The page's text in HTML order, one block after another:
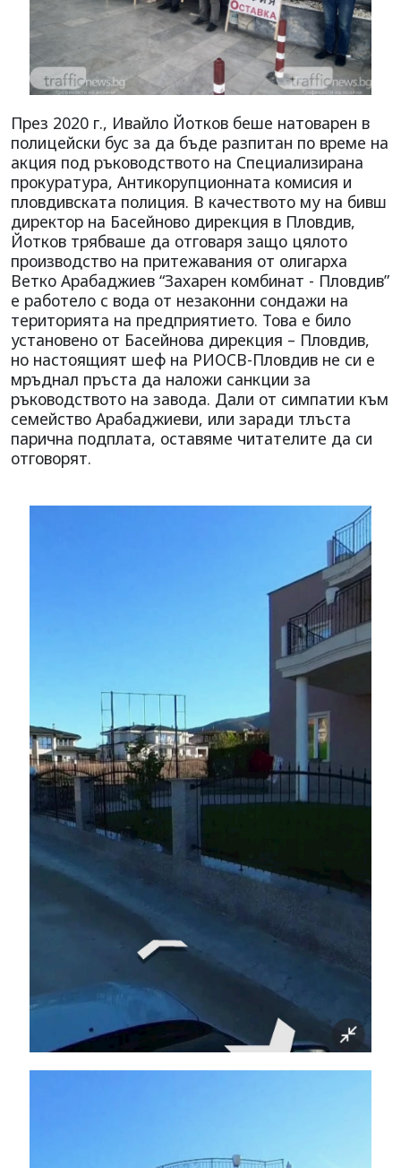
През 2020 г., Ивайло Йотков беше натоварен в
полицейски бус за да бъде разпитан по време на
акция под ръководството на Специализирана
прокуратура, Антикорупционната комисия и
пловдивската полиция. В качеството му на бивш
директор на Басейново дирекция в Пловдив,
Йотков трябваше да отговаря защо цялото
производство на притежавания от олигарха
Ветко Арабаджиев “Захарен комбинат - Пловдив”
е работело с вода от незаконни сондажи на
територията на предприятието. Това е било
установено от Басейнова дирекция – Пловдив,
но настоящият шеф на РИОСВ-Пловдив не си е
мръднал пръста да наложи санкции за
ръководството на завода. Дали от симпатии към
семейство Арабаджиеви, или заради тлъста
парична подплата, оставяме читателите да си
отговорят.